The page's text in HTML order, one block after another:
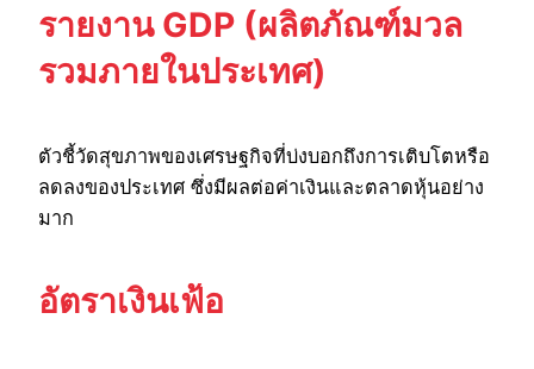
รายงาน GDP (ผลิตภัณฑ์มวล
รวมภายในประเทศ)
ตัวชี้วัดสุขภาพของเศรษฐกิจที่บ่งบอกถึงการเติบโตหรือ
ลดลงของประเทศ ซึ่งมีผลต่อค่าเงินและตลาดหุ้นอย่าง
มาก
อัตราเงินเฟ้อ